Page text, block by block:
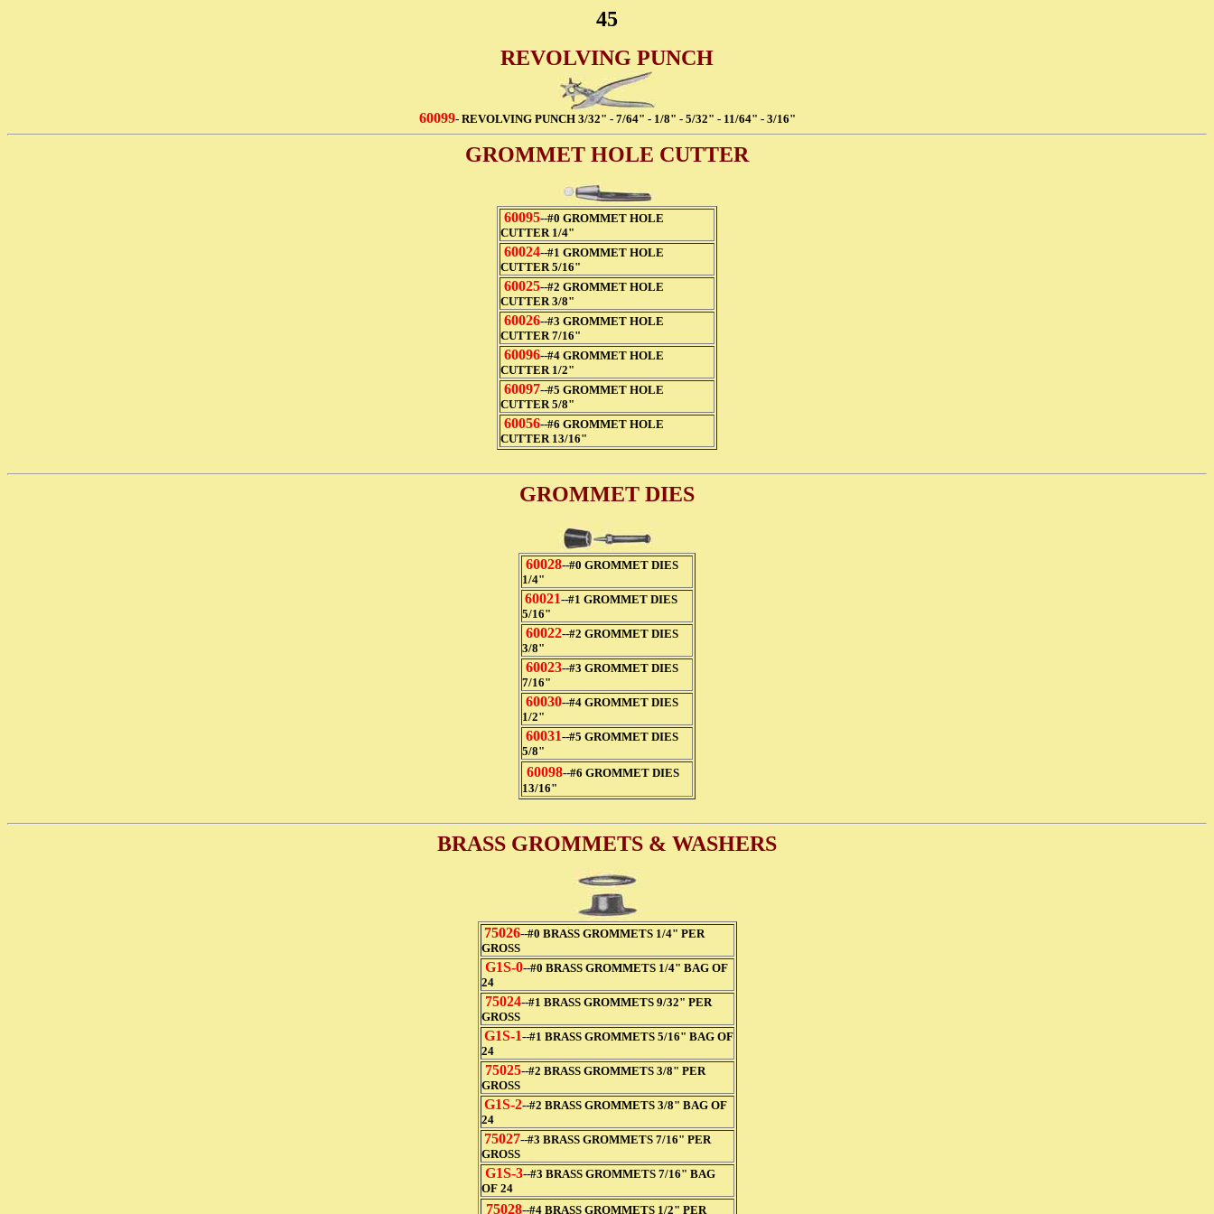
45
REVOLVING PUNCH
60099- REVOLVING PUNCH 3/32" - 7/64" - 1/8" - 5/32" - 11/64" - 3/16"
GROMMET HOLE CUTTER
60095--#0 GROMMET HOLE
CUTTER 1/4"
60024--#1 GROMMET HOLE
CUTTER 5/16"
60025--#2 GROMMET HOLE
CUTTER 3/8"
60026--#3 GROMMET HOLE
CUTTER 7/16"
60096--#4 GROMMET HOLE
CUTTER 1/2"
60097--#5 GROMMET HOLE
CUTTER 5/8"
60056--#6 GROMMET HOLE
CUTTER 13/16"
GROMMET DIES
60028--#0 GROMMET DIES
1/4"
60021--#1 GROMMET DIES
5/16"
60022--#2 GROMMET DIES
3/8"
60023--#3 GROMMET DIES
7/16"
60030--#4 GROMMET DIES
1/2"
60031--#5 GROMMET DIES
5/8"
60098--#6 GROMMET DIES
13/16"
BRASS GROMMETS & WASHERS
75026--#0 BRASS GROMMETS 1/4" PER
GROSS
G1S-0--#0 BRASS GROMMETS 1/4" BAG OF
24
75024--#1 BRASS GROMMETS 9/32" PER
GROSS
G1S-1--#1 BRASS GROMMETS 5/16" BAG OF
24
75025--#2 BRASS GROMMETS 3/8" PER
GROSS
G1S-2--#2 BRASS GROMMETS 3/8" BAG OF
24
75027--#3 BRASS GROMMETS 7/16" PER
GROSS
G1S-3--#3 BRASS GROMMETS 7/16" BAG
OF 24
75028--#4 BRASS GROMMETS 1/2" PER